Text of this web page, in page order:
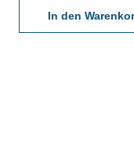
In den